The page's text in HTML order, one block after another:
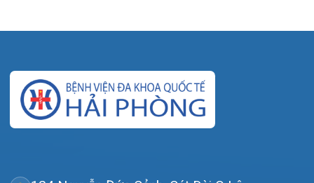
Liên hệ
© Bệnh viện đa khoa Quốc tế Hải Phòng - HIH. All rights
reserved